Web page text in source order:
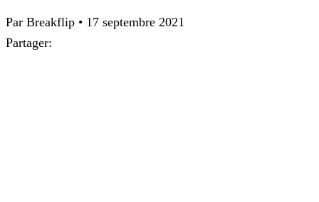
Par Breakflip • 17 septembre 2021
Partager: